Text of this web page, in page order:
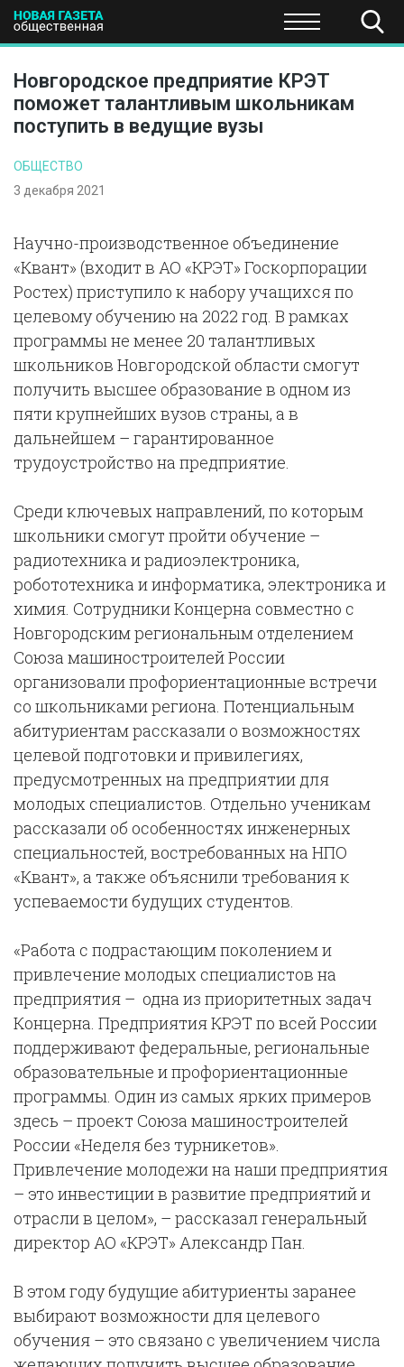
ПОЛИТИКА ЭКОНОМИКА НАУКА И
Новгородское предприятие КРЭТ
поможет талантливым школьникам
поступить в ведущие вузы
ОБЩЕСТВО
3 декабря 2021
Научно-производственное объединение
«Квант» (входит в АО «КРЭТ» Госкорпорации
Ростех) приступило к набору учащихся по
целевому обучению на 2022 год. В рамках
программы не менее 20 талантливых
школьников Новгородской области смогут
получить высшее образование в одном из
пяти крупнейших вузов страны, а в
дальнейшем – гарантированное
трудоустройство на предприятие.
Среди ключевых направлений, по которым
школьники смогут пройти обучение –
радиотехника и радиоэлектроника,
робототехника и информатика, электроника и
химия. Сотрудники Концерна совместно с
Новгородским региональным отделением
Союза машиностроителей России
организовали профориентационные встречи
со школьниками региона. Потенциальным
абитуриентам рассказали о возможностях
целевой подготовки и привилегиях,
предусмотренных на предприятии для
молодых специалистов. Отдельно ученикам
рассказали об особенностях инженерных
специальностей, востребованных на НПО
«Квант», а также объяснили требования к
успеваемости будущих студентов.
«Работа с подрастающим поколением и
привлечение молодых специалистов на
предприятия – одна из приоритетных задач
Концерна. Предприятия КРЭТ по всей России
поддерживают федеральные, региональные
образовательные и профориентационные
программы. Один из самых ярких примеров
здесь – проект Союза машиностроителей
России «Неделя без турникетов».
Привлечение молодежи на наши предприятия
– это инвестиции в развитие предприятий и
отрасли в целом», – рассказал генеральный
директор АО «КРЭТ» Александр Пан.
В этом году будущие абитуриенты заранее
выбирают возможности для целевого
обучения – это связано с увеличением числа